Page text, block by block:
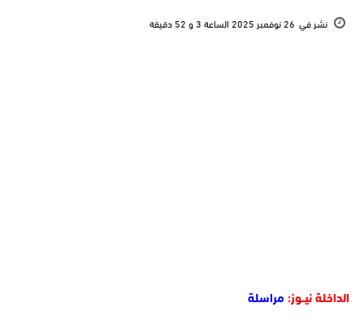
نشر في 26 نوفمبر 2025 الساعة 3 و 52 دقيقة
الداخلة نيــوز: مراسلة